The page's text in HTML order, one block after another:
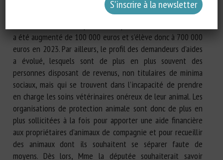
titre d’exemple, le budget de la Fondation Brigitte Bardot
a été augmenté de 100 000 euros et s’élève donc à 700 000
euros en 2023. Par ailleurs, le profil des demandeurs d’aides
a évolué, lesquels sont de plus en plus souvent des
personnes disposant de revenus, non titulaires de minima
sociaux, mais qui se trouvent dans l’incapacité de prendre
en charge les soins vétérinaires onéreux de leur animal. Les
organisations de protection animale sont donc de plus en
plus sollicitées à la fois pour apporter une aide financière
aux propriétaires d’animaux de compagnie et pour recueillir
des animaux dont ils souhaitent se séparer faute de
moyens. Dès lors, Mme la députée souhaiterait savoir